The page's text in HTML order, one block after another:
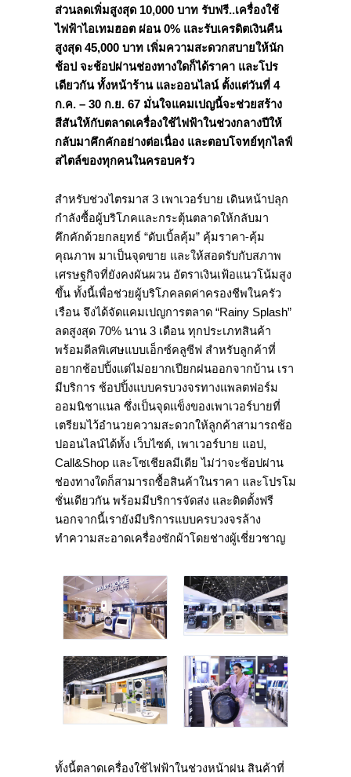
ส่วนลดเพิ่มสูงสุด 10,000 บาท รับฟรี..เครื่องใช้
ไฟฟ้าไอเทมฮอต ผ่อน 0% และรับเครดิตเงินคืน
สูงสุด 45,000 บาท เพิ่มความสะดวกสบายให้นัก
ช้อป จะช้อปผ่านช่องทางใดก็ได้ราคา และโปร
เดียวกัน ทั้งหน้าร้าน และออนไลน์ ตั้งแต่วันที่ 4
ก.ค. – 30 ก.ย. 67 มั่นใจแคมเปญนี้จะช่วยสร้าง
สีสันให้กับตลาดเครื่องใช้ไฟฟ้าในช่วงกลางปีให้
กลับมาคึกคักอย่างต่อเนื่อง และตอบโจทย์ทุกไลฟ์
สไตล์ของทุกคนในครอบครัว
สำหรับช่วงไตรมาส 3 เพาเวอร์บาย เดินหน้าปลุก
กำลังซื้อผู้บริโภคและกระตุ้นตลาดให้กลับมา
คึกคักด้วยกลยุทธ์ “ดับเบิ้ลคุ้ม” คุ้มราคา-คุ้ม
คุณภาพ มาเป็นจุดขาย และให้สอดรับกับสภาพ
เศรษฐกิจที่ยังคงผันผวน อัตราเงินเฟ้อแนวโน้มสูง
ขึ้น ทั้งนี้เพื่อช่วยผู้บริโภคลดค่าครองชีพในครัว
เรือน จึงได้จัดแคมเปญการตลาด “Rainy Splash”
ลดสูงสุด 70% นาน 3 เดือน ทุกประเภทสินค้า
พร้อมดีลพิเศษแบบเอ็กซ์คลูซีฟ สำหรับลูกค้าที่
อยากช้อปปิ้งแต่ไม่อยากเปียกฝนออกจากบ้าน เรา
มีบริการ ช้อปปิ้งแบบครบวงจรทางแพลตฟอร์ม
ออมนิชาแนล ซึ่งเป็นจุดแข็งของเพาเวอร์บายที่
เตรียมไว้อำนวยความสะดวกให้ลูกค้าสามารถช้อ
ปออนไลน์ได้ทั้ง เว็บไซต์, เพาเวอร์บาย แอป,
Call&Shop และโซเชียลมีเดีย ไม่ว่าจะช้อปผ่าน
ช่องทางใดก็สามารถซื้อสินค้าในราคา และโปรโม
ชั่นเดียวกัน พร้อมมีบริการจัดส่ง และติดตั้งฟรี
นอกจากนี้เรายังมีบริการแบบครบวงจรล้าง
ทำความสะอาดเครื่องซักผ้าโดยช่างผู้เชี่ยวชาญ
ทั้งนี้ตลาดเครื่องใช้ไฟฟ้าในช่วงหน้าฝน สินค้าที่